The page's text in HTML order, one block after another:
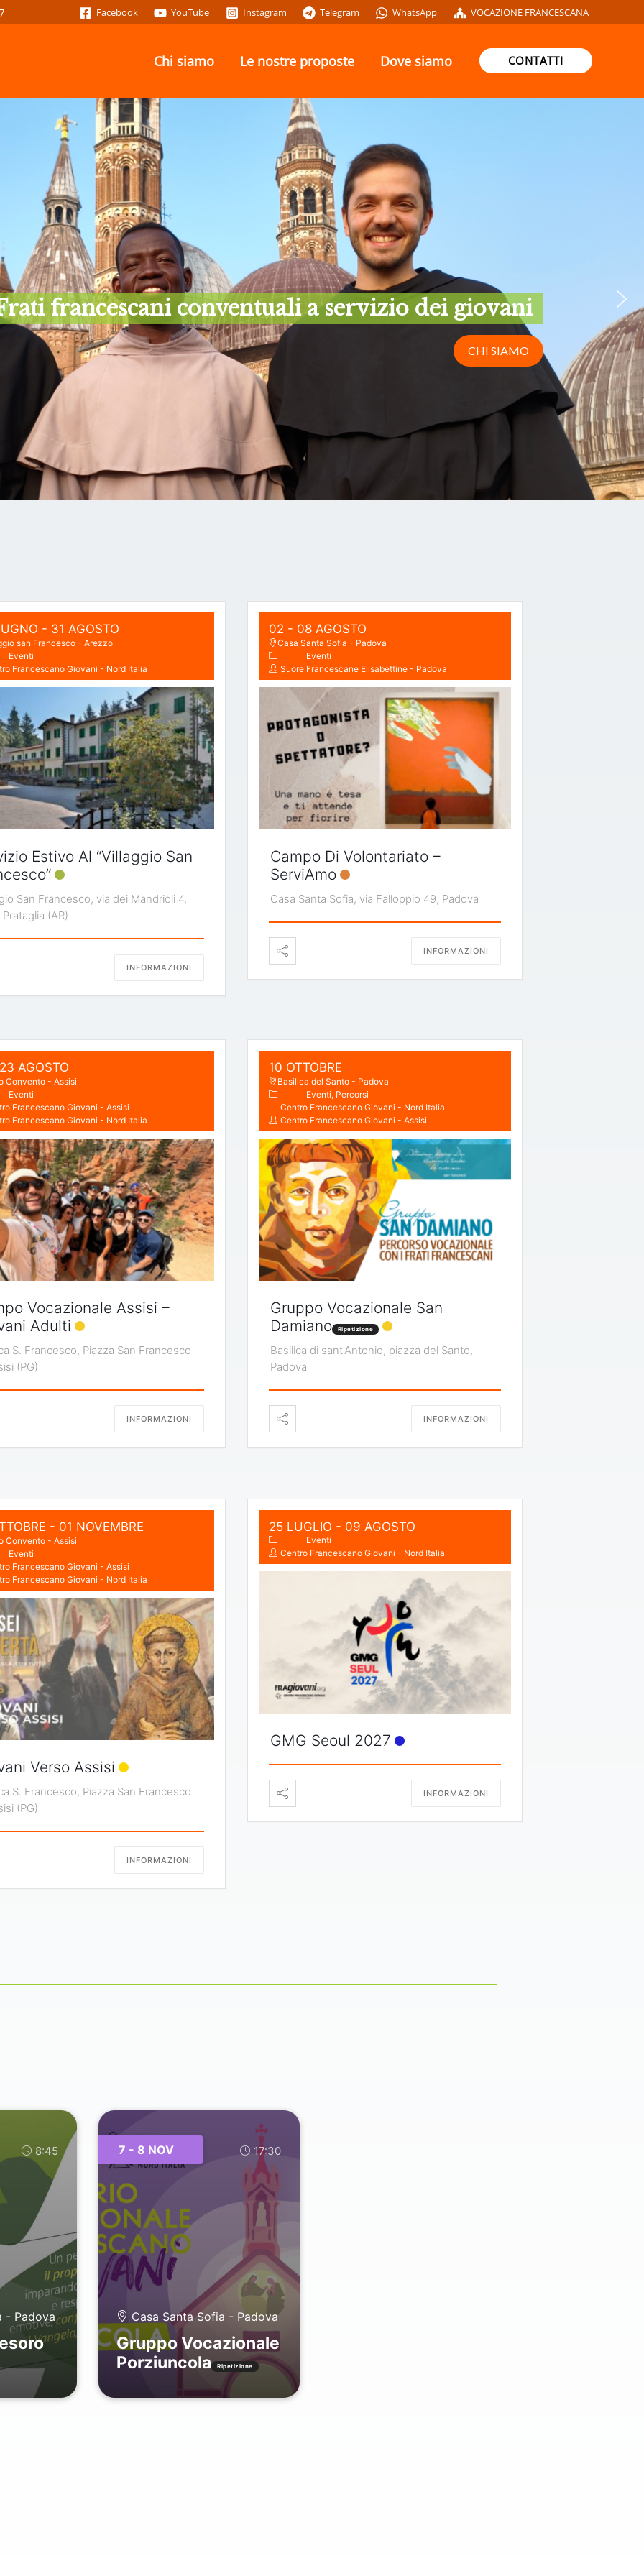
Facebook YouTube Instagram Telegram WhatsApp VOCAZIONE FRANCESCANA
Chi siamo Le nostre proposte Dove siamo CONTATTI
francescani conventuali a servizio dei giovani
CHI SIAMO
ed eventi per accompagnarti nel tuo cammino di
fede
LE NOSTRE PROPOSTE
- 31 AGOSTO
san Francesco - Arezzo
Eventi
Francescano Giovani - Nord Italia
Estivo Al “Villaggio San
San Francesco, via dei Mandrioli 4,
(AR)
INFORMAZIONI
02 - 08 AGOSTO
Casa Santa Sofia - Padova
Eventi
Suore Francescane Elisabettine - Padova
Campo Di Volontariato –
ServiAmo
Casa Santa Sofia, via Falloppio 49, Padova
INFORMAZIONI
AGOSTO
Convento - Assisi
Eventi
Francescano Giovani - Assisi
Francescano Giovani - Nord Italia
Vocazionale Assisi –
Adulti
S. Francesco, Piazza San Francesco
(PG)
INFORMAZIONI
10 OTTOBRE
Basilica del Santo - Padova
Eventi Percorsi
Centro Francescano Giovani - Nord Italia
Centro Francescano Giovani - Assisi
Gruppo Vocazionale San
Damiano
Ripetizione
Basilica di sant'Antonio, piazza del Santo,
Padova
INFORMAZIONI
- 01 NOVEMBRE
Convento - Assisi
Eventi
Francescano Giovani - Assisi
Francescano Giovani - Nord Italia
Verso Assisi
S. Francesco, Piazza San Francesco
(PG)
INFORMAZIONI
25 LUGLIO - 09 AGOSTO
Eventi
Centro Francescano Giovani - Nord Italia
GMG Seoul 2027
INFORMAZIONI
8:45
- Padova
7 - 8 NOV 17:30
Casa Santa Sofia - Padova
Gruppo Vocazionale
Porziuncola
Ripetizione